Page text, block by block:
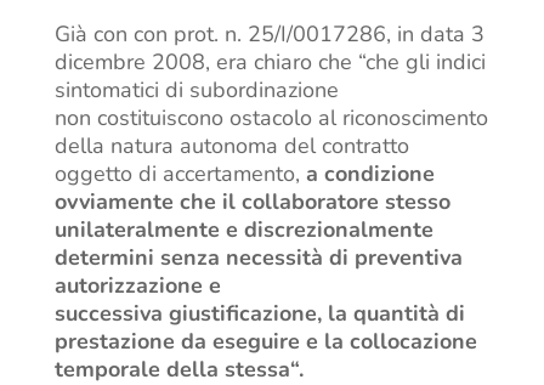
Già con con prot. n. 25/I/0017286, in data 3
dicembre 2008, era chiaro che “che gli indici
sintomatici di subordinazione
non costituiscono ostacolo al riconoscimento
della natura autonoma del contratto
oggetto di accertamento, a condizione
ovviamente che il collaboratore stesso
unilateralmente e discrezionalmente
determini senza necessità di preventiva
autorizzazione e
successiva giustificazione, la quantità di
prestazione da eseguire e la collocazione
temporale della stessa“.